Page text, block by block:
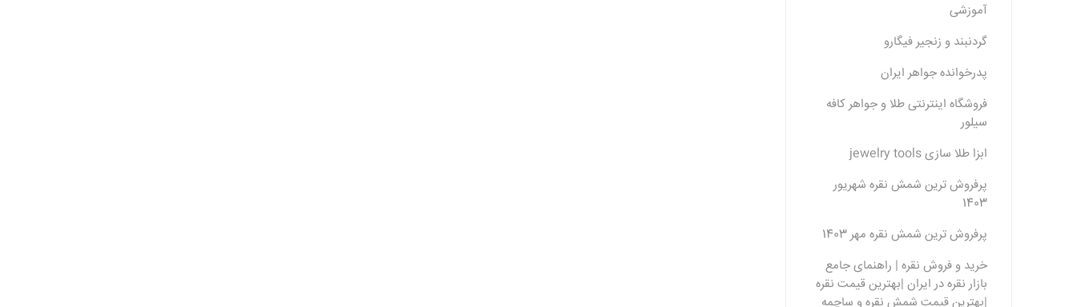
آموزشی
گردنبند و زنجیر فیگارو
پدرخوانده جواهر ایران
فروشگاه اینترنتی طلا و جواهر کافه
سیلور
ابزا طلا سازی jewelry tools
پرفروش ترین شمش نقره شهریور
1403
پرفروش ترین شمش نقره مهر 1403
خرید و فروش نقره | راهنمای جامع
بازار نقره در ایران |بهترین قیمت نقره
|بهترین قیمت شمش نقره و ساچمه